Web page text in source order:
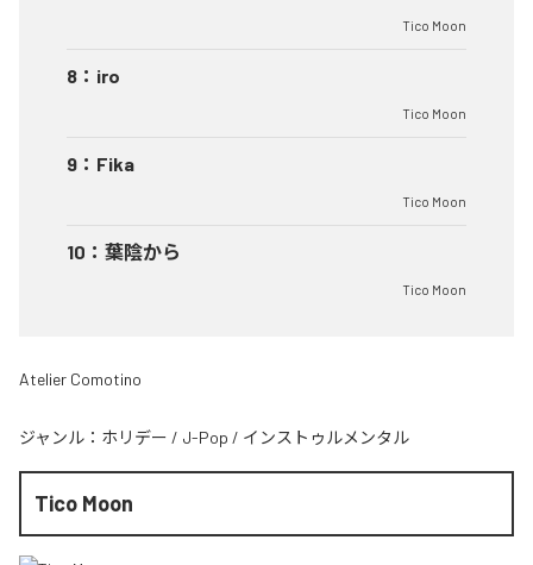
Tico Moon
8 ： iro
Tico Moon
9 ： Fika
Tico Moon
10 ： 葉陰から
Tico Moon
Atelier Comotino
ジャンル： ホリデー / J-Pop / インストゥルメンタル
Tico Moon